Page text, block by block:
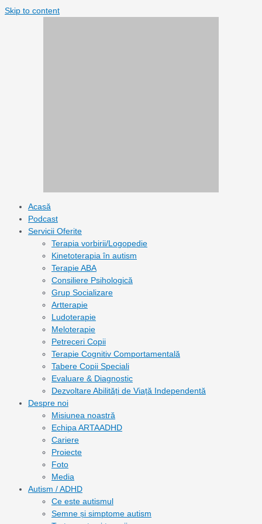
Skip to content
Acasă
Podcast
Servicii Oferite
Terapia vorbirii/Logopedie
Kinetoterapia în autism
Terapie ABA
Consiliere Psihologică
Grup Socializare
Artterapie
Ludoterapie
Meloterapie
Petreceri Copii
Terapie Cognitiv Comportamentală
Tabere Copii Speciali
Evaluare & Diagnostic
Dezvoltare Abilități de Viață Independentă
Despre noi
Misiunea noastră
Echipa ARTAADHD
Cariere
Proiecte
Foto
Media
Autism / ADHD
Ce este autismul
Semne și simptome autism